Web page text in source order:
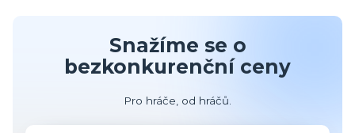
Snažíme se o
bezkonkurenční ceny
Pro hráče, od hráčů.